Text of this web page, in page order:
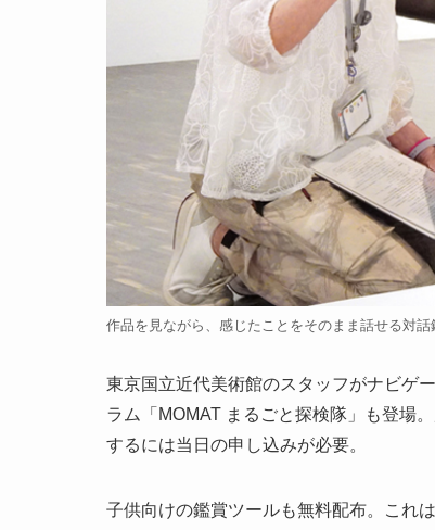
作品を見ながら、感じたことをそのまま話せる対話
東京国立近代美術館のスタッフがナビゲ
ラム「MOMAT まるごと探検隊」も登場
するには当日の申し込みが必要。
子供向けの鑑賞ツールも無料配布。これ